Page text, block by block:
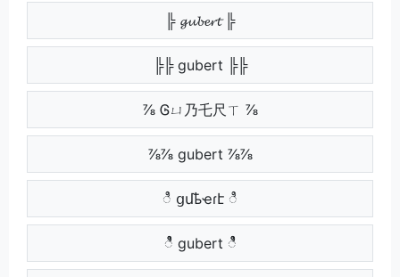
╠ 𝓰𝓾𝓫𝓮𝓻𝓽 ╠
╠╠ gubert ╠╠
⅞ Ꮆㄩ乃乇尺ㄒ ⅞
⅞⅞ gubert ⅞⅞
ಿ ցմҍҽɾէ ಿ
ಿಿ gubert ಿಿ